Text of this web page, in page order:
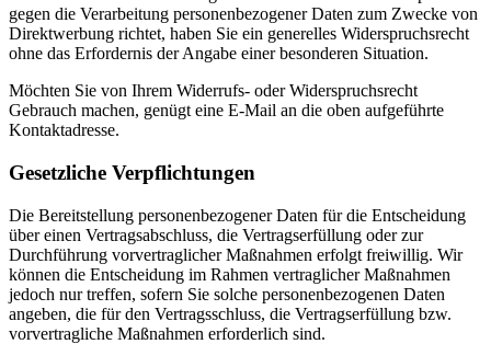
gegen die Verarbeitung personenbezogener Daten zum Zwecke von
Direktwerbung richtet, haben Sie ein generelles Widerspruchsrecht
ohne das Erfordernis der Angabe einer besonderen Situation.
Möchten Sie von Ihrem Widerrufs- oder Widerspruchsrecht
Gebrauch machen, genügt eine E-Mail an die oben aufgeführte
Kontaktadresse.
Gesetzliche Verpflichtungen
Die Bereitstellung personenbezogener Daten für die Entscheidung
über einen Vertragsabschluss, die Vertragserfüllung oder zur
Durchführung vorvertraglicher Maßnahmen erfolgt freiwillig. Wir
können die Entscheidung im Rahmen vertraglicher Maßnahmen
jedoch nur treffen, sofern Sie solche personenbezogenen Daten
angeben, die für den Vertragsschluss, die Vertragserfüllung bzw.
vorvertragliche Maßnahmen erforderlich sind.